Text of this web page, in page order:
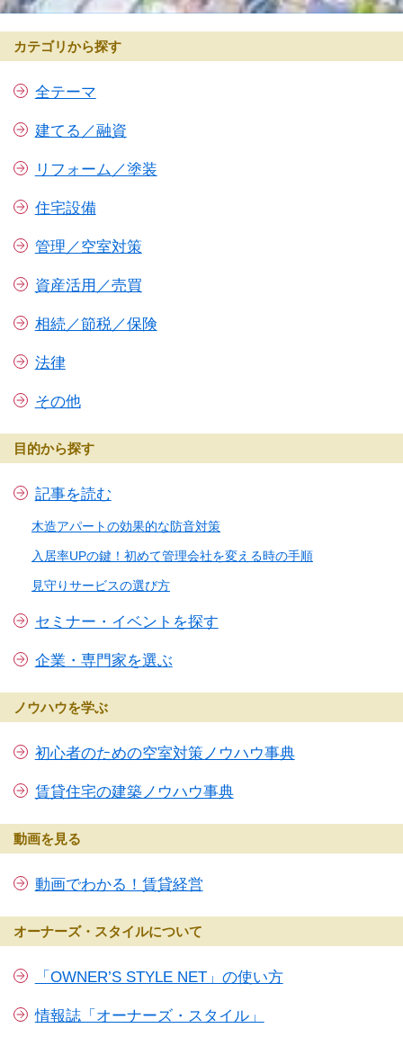
カテゴリから探す
全テーマ
建てる／融資
リフォーム／塗装
住宅設備
管理／空室対策
資産活用／売買
相続／節税／保険
法律
その他
目的から探す
記事を読む
木造アパートの効果的な防音対策
入居率UPの鍵！初めて管理会社を変える時の手順
見守りサービスの選び方
セミナー・イベントを探す
企業・専門家を選ぶ
ノウハウを学ぶ
初心者のための空室対策ノウハウ事典
賃貸住宅の建築ノウハウ事典
動画を見る
動画でわかる！賃貸経営
オーナーズ・スタイルについて
「OWNER’S STYLE NET」の使い方
情報誌「オーナーズ・スタイル」